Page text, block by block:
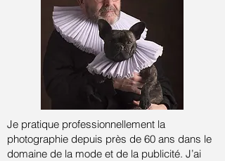
Je pratique professionnellement la
photographie depuis près de 60 ans dans le
domaine de la mode et de la publicité. J’ai